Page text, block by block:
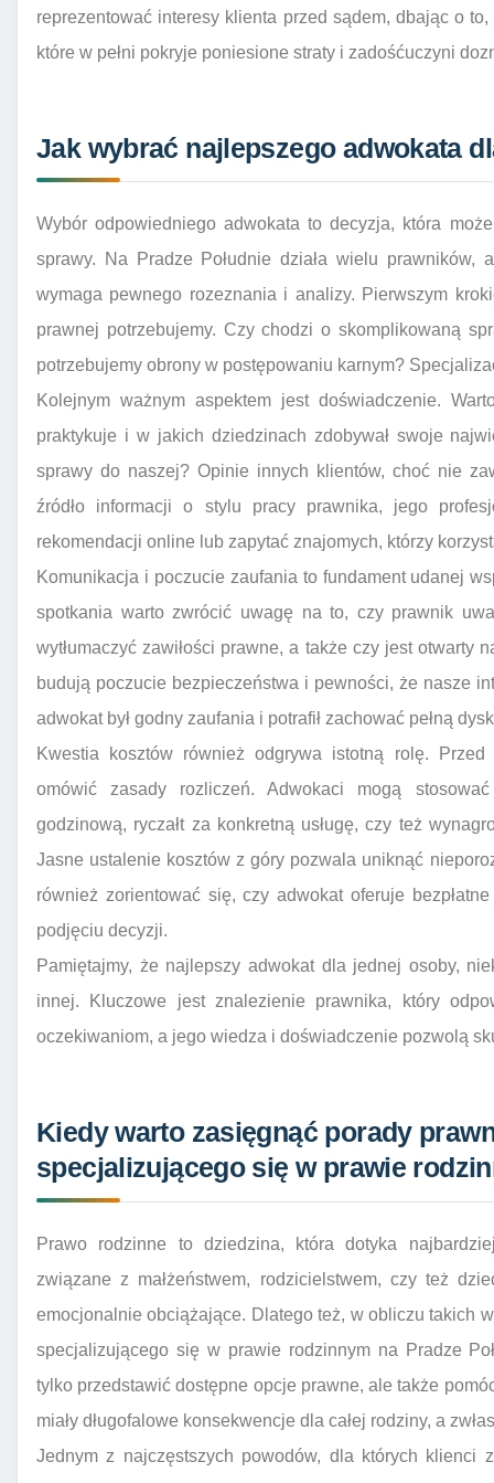
reprezentować interesy klienta przed sądem, dbając o
które w pełni pokryje poniesione straty i zadośćuczyni
Jak wybrać najlepszego adwokata
Wybór odpowiedniego adwokata to decyzja, która
sprawy. Na Pradze Południe działa wielu
wymaga pewnego rozeznania i analizy. Pierwszym
prawnej potrzebujemy. Czy chodzi o skomplikowaną
potrzebujemy obrony w postępowaniu karnym?
Kolejnym ważnym aspektem jest doświadczenie.
praktykuje i w jakich dziedzinach zdobywał swoje
sprawy do naszej? Opinie innych klientów, choć nie
źródło informacji o stylu pracy prawnika, jego
rekomendacji online lub zapytać znajomych, którzy
Komunikacja i poczucie zaufania to fundament udanej
spotkania warto zwrócić uwagę na to, czy prawnik
wytłumaczyć zawiłości prawne, a także czy jest otwarty
budują poczucie bezpieczeństwa i pewności, że nasze
adwokat był godny zaufania i potrafił zachować pełną
Kwestia kosztów również odgrywa istotną rolę. Przed
omówić zasady rozliczeń. Adwokaci mogą
godzinową, ryczałt za konkretną usługę, czy też
Jasne ustalenie kosztów z góry pozwala uniknąć
również zorientować się, czy adwokat oferuje
podjęciu decyzji.
Pamiętajmy, że najlepszy adwokat dla jednej osoby,
innej. Kluczowe jest znalezienie prawnika, który
oczekiwaniom, a jego wiedza i doświadczenie pozwolą
Kiedy warto zasięgnąć porady
specjalizującego się w prawie
Prawo rodzinne to dziedzina, która dotyka
związane z małżeństwem, rodzicielstwem, czy też
emocjonalnie obciążające. Dlatego też, w obliczu takich
specjalizującego się w prawie rodzinnym na Pradze
tylko przedstawić dostępne opcje prawne, ale także
miały długofalowe konsekwencje dla całej rodziny, a
Jednym z najczęstszych powodów, dla których klienci